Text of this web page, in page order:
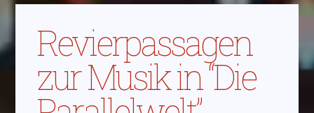
Das Video wird von Youtube eingebettet
Google
Revierpassagen
zur Musik in “Die